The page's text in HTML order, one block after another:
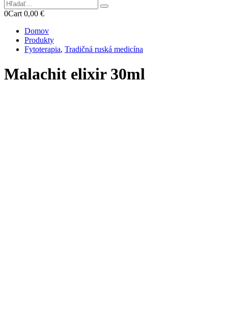
0Cart 0,00 €
Domov
Produkty
Fytoterapia, Tradičná ruská medicína
Malachit elixir 30ml